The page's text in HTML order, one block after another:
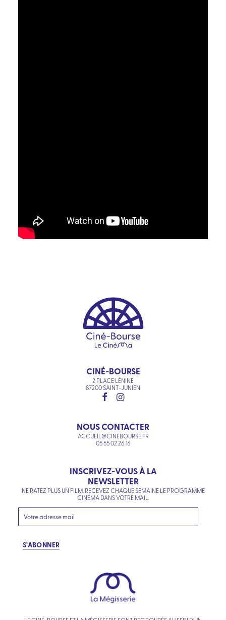
CINÉ-BOURSE
2 PLACE LÉNINE
87200 SAINT-JUNIEN
NOUS CONTACTER
ACCUEIL@CINEBOURSE.FR
05 55 02 26 16
INSCRIVEZ-VOUS À LA
NEWSLETTER
NE RATEZ PLUS UN FILM. RECEVEZ CHAQUE SEMAINE LE PROGRAMME
CINÉMA DANS VOTRE MAIL.
S'ABONNER